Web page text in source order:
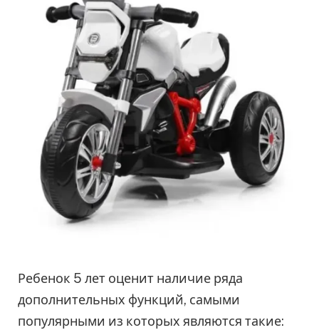
Ребенок 5 лет оценит наличие ряда
дополнительных функций, самыми
популярными из которых являются такие: